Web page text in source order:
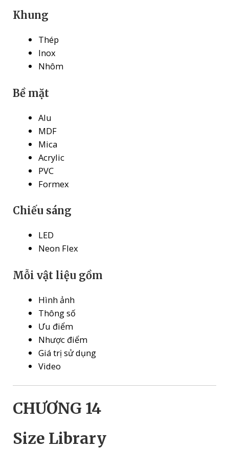
Khung
Thép
Inox
Nhôm
Bề mặt
Alu
MDF
Mica
Acrylic
PVC
Formex
Chiếu sáng
LED
Neon Flex
Mỗi vật liệu gồm
Hình ảnh
Thông số
Ưu điểm
Nhược điểm
Giá trị sử dụng
Video
CHƯƠNG 14
Size Library